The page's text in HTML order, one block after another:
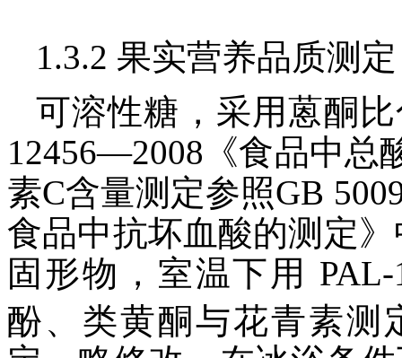
1.3.2 果实营养品质测定
可溶性糖，采用蒽酮
12456—2008《食品中总
素C含量测定参照GB
食品中抗坏血酸的测定
固形物，室温下用
酚、类黄酮与花青素测